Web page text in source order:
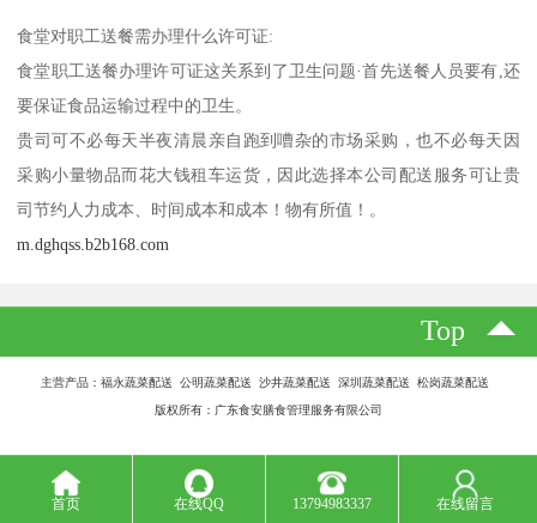
食堂对职工送餐需办理什么许可证:
食堂职工送餐办理许可证这关系到了卫生问题·首先送餐人员要有,还
要保证食品运输过程中的卫生。
贵司可不必每天半夜清晨亲自跑到嘈杂的市场采购，也不必每天因
采购小量物品而花大钱租车运货，因此选择本公司配送服务可让贵
司节约人力成本、时间成本和成本！物有所值！。
m.dghqss.b2b168.com
Top
主营产品：福永蔬菜配送 公明蔬菜配送 沙井蔬菜配送 深圳蔬菜配送 松岗蔬菜配送
版权所有：广东食安膳食管理服务有限公司
首页 在线QQ 13794983337 在线留言